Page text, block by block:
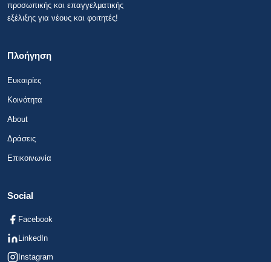
προσωπικής και επαγγελματικής
εξέλιξης για νέους και φοιτητές!
Πλοήγηση
Ευκαιρίες
Κοινότητα
About
Δράσεις
Επικοινωνία
Social
Facebook
LinkedIn
Instagram